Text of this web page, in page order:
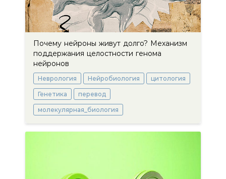
Почему нейроны живут долго? Механизм
поддержания целостности генома
нейронов
Неврология Нейробиология цитология
Генетика перевод
молекулярная_биология